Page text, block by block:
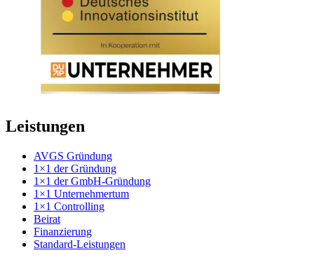
Leistungen
AVGS Gründung
1×1 der Gründung
1×1 der GmbH-Gründung
1×1 Unternehmertum
1×1 Controlling
Beirat
Finanzierung
Standard-Leistungen